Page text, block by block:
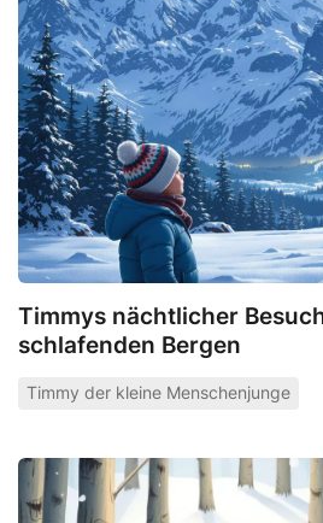
Timmys nächtlicher
schlafenden Bergen
Timmy der kleine Menschenjunge